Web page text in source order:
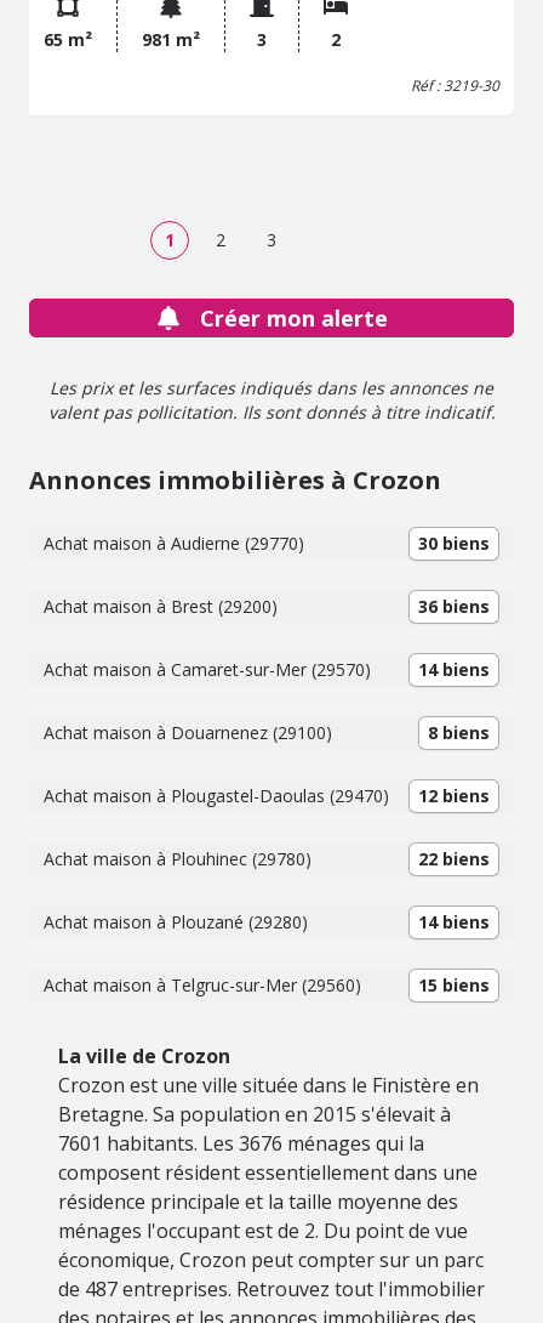
65 m² 981 m² 3 2
Réf : 3219-30
1 2 3
Créer mon alerte
Les prix et les surfaces indiqués dans les annonces ne
valent pas pollicitation. Ils sont donnés à titre indicatif.
Annonces immobilières à Crozon
Achat maison à Audierne (29770) 30 biens
Achat maison à Brest (29200) 36 biens
Achat maison à Camaret-sur-Mer (29570) 14 biens
Achat maison à Douarnenez (29100) 8 biens
Achat maison à Plougastel-Daoulas (29470) 12 biens
Achat maison à Plouhinec (29780) 22 biens
Achat maison à Plouzané (29280) 14 biens
Achat maison à Telgruc-sur-Mer (29560) 15 biens
La ville de Crozon
Crozon est une ville située dans le Finistère en
Bretagne. Sa population en 2015 s'élevait à
7601 habitants. Les 3676 ménages qui la
composent résident essentiellement dans une
résidence principale et la taille moyenne des
ménages l'occupant est de 2. Du point de vue
économique, Crozon peut compter sur un parc
de 487 entreprises. Retrouvez tout l'immobilier